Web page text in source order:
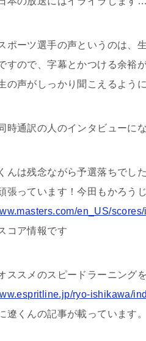
ポーツ選手の声というのは、
すので、字幕とかつける余裕
の声がしっかり聞こえるよう
時通訳の人のインタビューに
んは残念ながら予選落ちでした
張っています！今田もかろう
en_US/scores/
コア情報です
ススメのスピードラーニング
ryo-ishikawa/
遼くんの記事が載っています。